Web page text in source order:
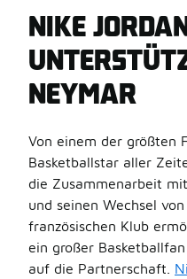
NIKE
NEYMAR
Von einem der größten
Basketballstar aller
die Zusammenarbeit
und seinen Wechsel
französischen Klub
ein großer
auf die Partnerschaft.